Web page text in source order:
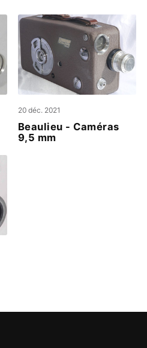
20 déc. 2021
Beaulieu - Caméras
9,5 mm